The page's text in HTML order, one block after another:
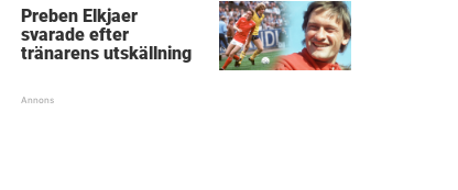
Preben Elkjaer
svarade efter
tränarens utskällning